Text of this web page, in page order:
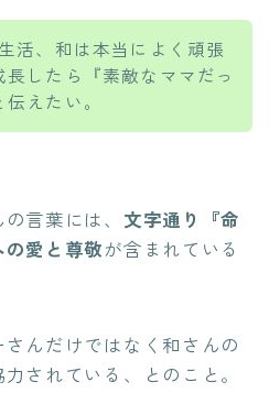
活、和は本当によく頑張
長したら『素敵なママだっ
えたい。
言葉には、 文字通り『命
愛と尊敬が含まれている
んだけではなく和さんの
されている、とのこと。